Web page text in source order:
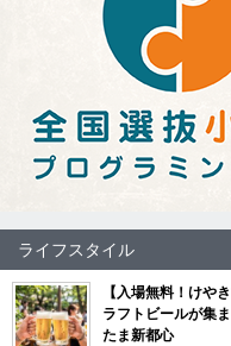
ライフスタイル
【入場無料！けや
ラフトビールが集
たま新都心